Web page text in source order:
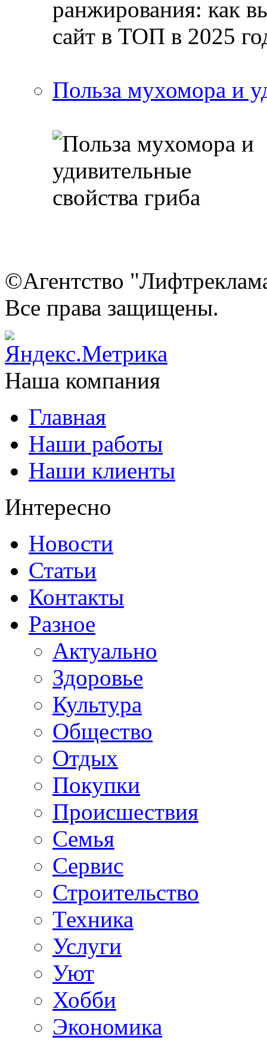
Польза мухомора и
©Агентство
Все права защищены.
Наша компания
Главная
Наши работы
Наши клиенты
Интересно
Новости
Статьи
Контакты
Разное
Актуально
Здоровье
Культура
Общество
Отдых
Покупки
Происшествия
Семья
Сервис
Строительство
Техника
Услуги
Уют
Хобби
Экономика